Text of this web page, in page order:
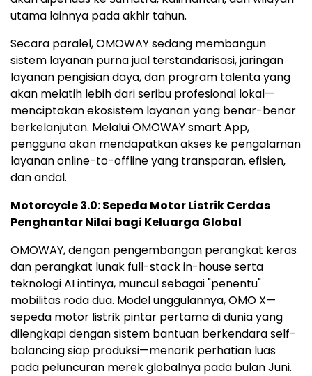
utama lainnya pada akhir tahun.
Secara paralel, OMOWAY sedang membangun
sistem layanan purna jual terstandarisasi, jaringan
layanan pengisian daya, dan program talenta yang
akan melatih lebih dari seribu profesional lokal—
menciptakan ekosistem layanan yang benar-benar
berkelanjutan. Melalui OMOWAY smart App,
pengguna akan mendapatkan akses ke pengalaman
layanan online-to-offline yang transparan, efisien,
dan andal.
Motorcycle 3.0: Sepeda Motor Listrik Cerdas
Penghantar Nilai bagi Keluarga Global
OMOWAY, dengan pengembangan perangkat keras
dan perangkat lunak full-stack in-house serta
teknologi AI intinya, muncul sebagai "penentu"
mobilitas roda dua. Model unggulannya, OMO X—
sepeda motor listrik pintar pertama di dunia yang
dilengkapi dengan sistem bantuan berkendara self-
balancing siap produksi—menarik perhatian luas
pada peluncuran merek globalnya pada bulan Juni.